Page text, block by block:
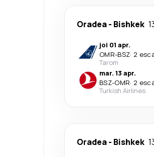
Oradea- Bishkek
joi 01 apr.
OMR-BSZ· 2
Tarom
mar. 13 apr.
BSZ-OMR· 2
Turkish Airlines
Oradea- Bishkek